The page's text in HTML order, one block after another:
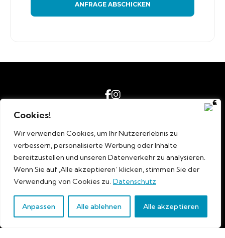
Cookies!
Wir verwenden Cookies, um Ihr Nutzererlebnis zu
verbessern, personalisierte Werbung oder Inhalte
bereitzustellen und unseren Datenverkehr zu analysieren.
Wenn Sie auf ‚Alle akzeptieren‘ klicken, stimmen Sie der
Verwendung von Cookies zu. Datenschutz
Anpassen Alle ablehnen Alle akzeptieren
ANFRAGE ABSCHICKEN
AGB´s
Datenschutz
© 2026 August Hahn Betr. GmbH | August-Horch-Str. 2 | 95213
Münchberg